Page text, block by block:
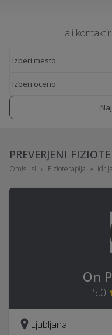
ali
PREVERJENI
Omisli.si Fizioterapija Idrija
On
5,0
Ljubljana